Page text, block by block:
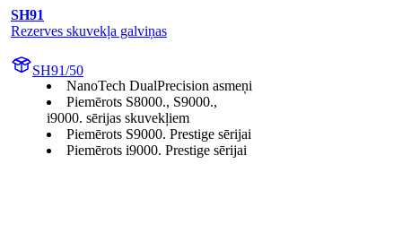
SH91
Rezerves skuvekļa galviņas
SH91/50
NanoTech DualPrecision asmeņi
Piemērots S8000., S9000.,
i9000. sērijas skuvekļiem
Piemērots S9000. Prestige sērijai
Piemērots i9000. Prestige sērijai